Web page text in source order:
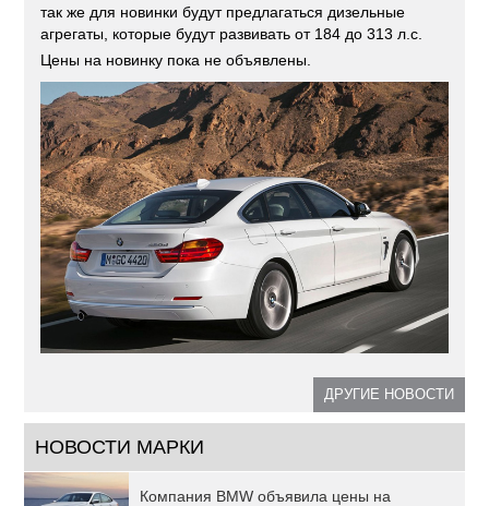
так же для новинки будут предлагаться дизельные
агрегаты, которые будут развивать от 184 до 313 л.с.
Цены на новинку пока не объявлены.
ДРУГИЕ НОВОСТИ
НОВОСТИ МАРКИ
Компания BMW объявила цены на